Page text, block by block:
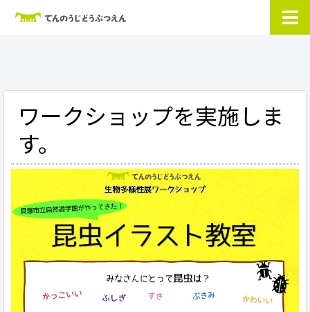
ワークショップを実施しま
す。